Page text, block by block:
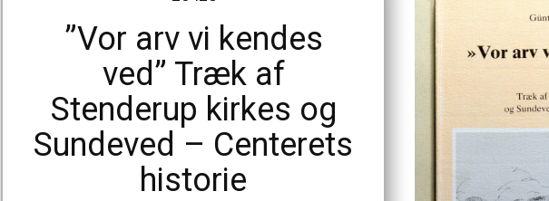
”Vor arv vi kendes
ved” Træk af
Stenderup kirkes og
Sundeved – Centerets
historie